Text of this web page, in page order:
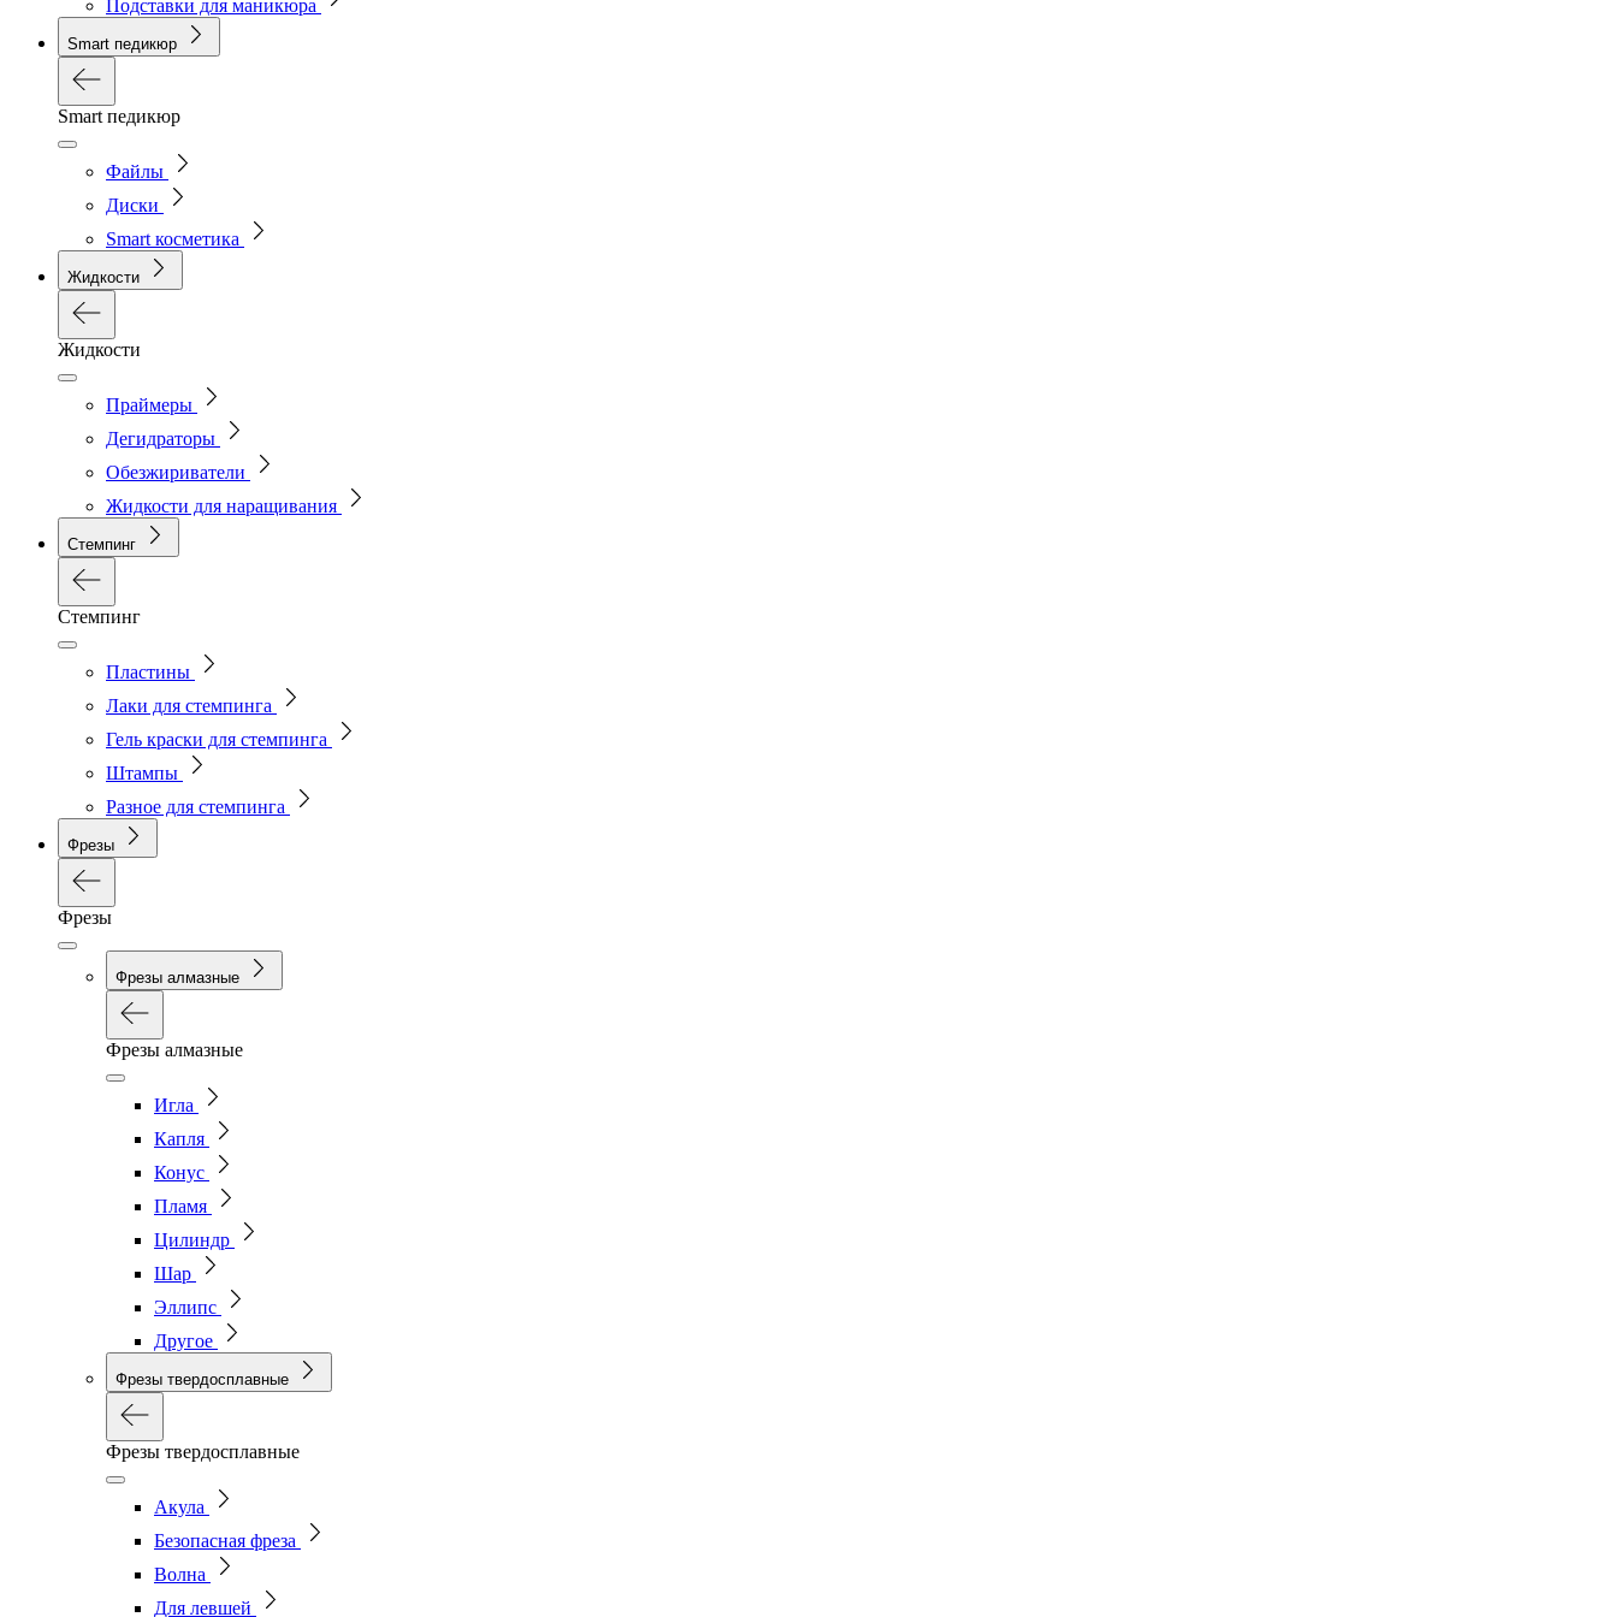
Подставки для маникюра
Smart педикюр
Smart педикюр
Файлы
Диски
Smart косметика
Жидкости
Жидкости
Праймеры
Дегидраторы
Обезжириватели
Жидкости для наращивания
Стемпинг
Стемпинг
Пластины
Лаки для стемпинга
Гель краски для стемпинга
Штампы
Разное для стемпинга
Фрезы
Фрезы
Фрезы алмазные
Фрезы алмазные
Игла
Капля
Конус
Пламя
Цилиндр
Шар
Эллипс
Другое
Фрезы твердосплавные
Фрезы твердосплавные
Акула
Безопасная фреза
Волна
Для левшей